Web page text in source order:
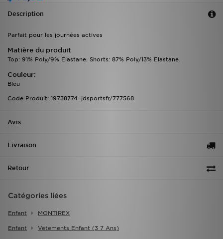
Description
Parfait pour les journées actives
Matière du produit
Top: 91% Poly/9% Elastane. Shorts: 87% Poly/13% Elastane.
Couleur:
Bleu
Code Produit: 19738774_jdsportsfr/777568
Avis
Livraison
Retour
Catégories liées
Enfant MONTIREX
Enfant Vetements Enfant (3 7 Ans)